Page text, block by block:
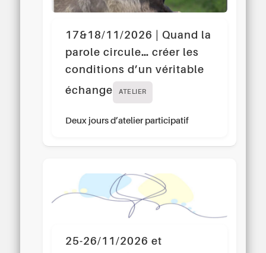
17&18/11/2026 | Quand la
parole circule… créer les
conditions d’un véritable
échange
ATELIER
Deux jours d’atelier participatif
25-26/11/2026 et